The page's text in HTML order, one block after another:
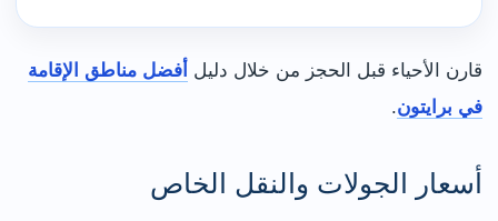
قارن الأحياء قبل الحجز من خلال دليل أفضل مناطق الإقامة
في برايتون.
أسعار الجولات والنقل الخاص